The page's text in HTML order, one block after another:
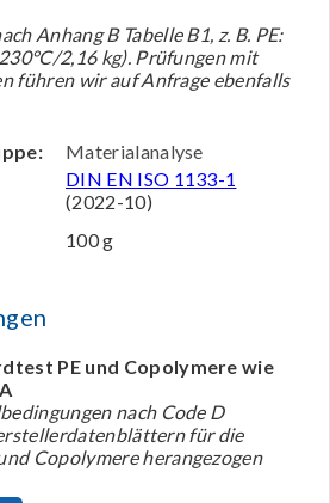
Anhang B Tabelle B1, z. B. PE:
2,16 kg). Prüfungen mit
führen wir auf Anfrage ebenfalls
Materialanalyse
DIN EN ISO 1133-1
(2022-10)
100 g
PE und Copolymere wie
nach Code D
für die
Copolymere herangezogen